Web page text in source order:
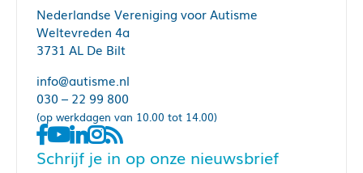
Nederlandse Vereniging voor Autisme
Weltevreden 4a
3731 AL De Bilt
info@autisme.nl
030 – 22 99 800
(op werkdagen van 10.00 tot 14.00)
Schrijf je in op onze nieuwsbrief